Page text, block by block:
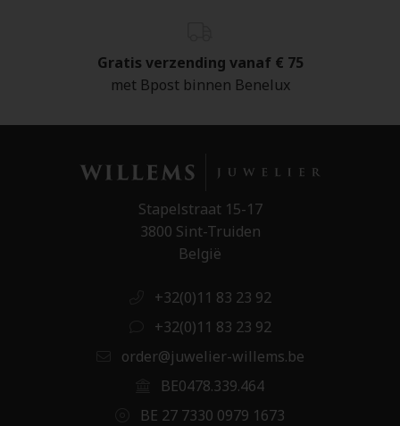
Gratis verzending vanaf € 75
met Bpost binnen Benelux
Stapelstraat 15-17
3800 Sint-Truiden
België
+32(0)11 83 23 92
+32(0)11 83 23 92
order@juwelier-willems.be
BE0478.339.464
BE 27 7330 0979 1673